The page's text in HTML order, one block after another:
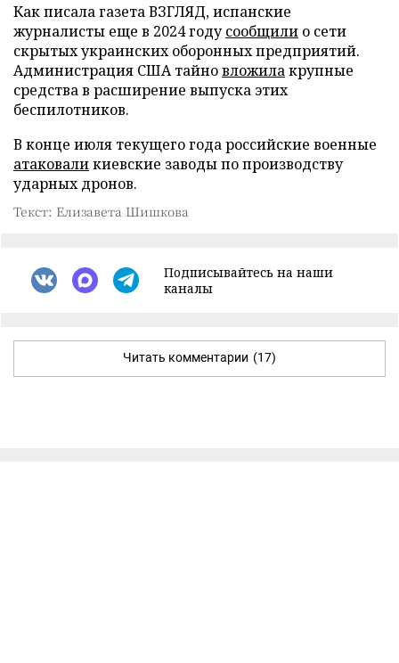
Как писала газета ВЗГЛЯД, испанские
журналисты еще в 2024 годусообщили о сети
скрытых украинских оборонных предприятий.
Администрация США тайновложилакрупные
средства в расширение выпуска этих
беспилотников.
В конце июля текущего года российские военные
атаковаликиевские заводы по производству
ударных дронов.
Текст: Елизавета Шишкова
Подписывайтесь на наши
каналы
Читать комментарии (17)